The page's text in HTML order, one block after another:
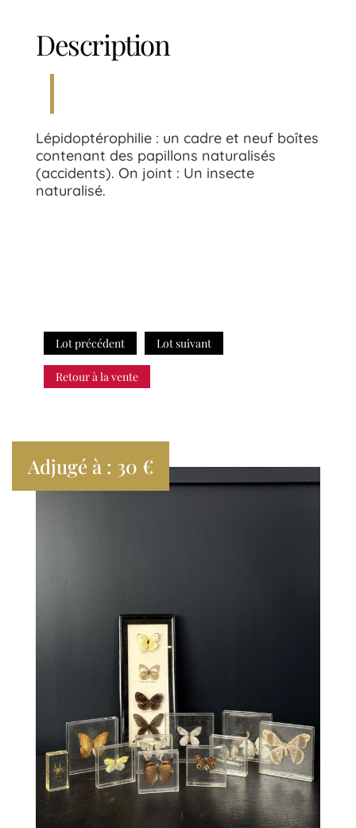
Description
Lépidoptérophilie : un cadre et neuf boîtes
contenant des papillons naturalisés
(accidents). On joint : Un insecte
naturalisé.
Lot précédent Lot suivant
Retour à la vente
Adjugé à : 30 €